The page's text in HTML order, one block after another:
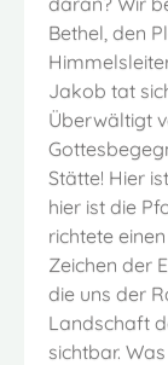
Bethel, den
Jakob tat
Überwältigt
Stätte! Hier
hier ist die
richtete
Zeichen der
die uns der
Landschaft
sichtbar.